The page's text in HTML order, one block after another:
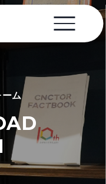
ム